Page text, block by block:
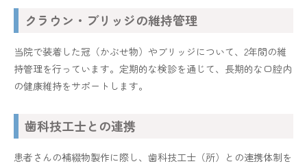
クラウン・ブリッジの維持管理
当院で装着した冠（かぶせ物）やブリッジについて、2年間の維
持管理を行っています。定期的な検診を通じて、長期的な口腔内
の健康維持をサポートします。
歯科技工士との連携
患者さんの補綴物製作に際し、歯科技工士（所）との連携体制を